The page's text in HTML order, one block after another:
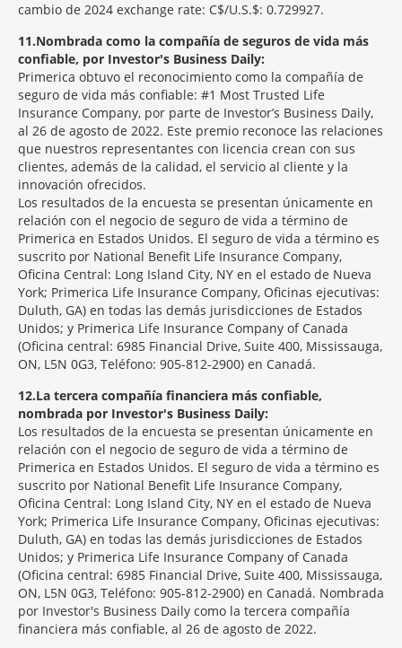
cambio de 2024 exchange rate: C$/U.S.$: 0.729927.
11 Nombrada como la compañía de seguros de vida más
confiable, por Investor's Business Daily:
Primerica obtuvo el reconocimiento como la compañía de
seguro de vida más confiable: #1 Most Trusted Life
Insurance Company, por parte de Investor’s Business Daily,
al 26 de agosto de 2022. Este premio reconoce las relaciones
que nuestros representantes con licencia crean con sus
clientes, además de la calidad, el servicio al cliente y la
innovación ofrecidos.
Los resultados de la encuesta se presentan únicamente en
relación con el negocio de seguro de vida a término de
Primerica en Estados Unidos. El seguro de vida a término es
suscrito por National Benefit Life Insurance Company,
Oficina Central: Long Island City, NY en el estado de Nueva
York; Primerica Life Insurance Company, Oficinas ejecutivas:
Duluth, GA) en todas las demás jurisdicciones de Estados
Unidos; y Primerica Life Insurance Company of Canada
(Oficina central: 6985 Financial Drive, Suite 400, Mississauga,
ON, L5N 0G3, Teléfono: 905-812-2900) en Canadá.
12 La tercera compañía financiera más confiable,
nombrada por Investor's Business Daily:
Los resultados de la encuesta se presentan únicamente en
relación con el negocio de seguro de vida a término de
Primerica en Estados Unidos. El seguro de vida a término es
suscrito por National Benefit Life Insurance Company,
Oficina Central: Long Island City, NY en el estado de Nueva
York; Primerica Life Insurance Company, Oficinas ejecutivas:
Duluth, GA) en todas las demás jurisdicciones de Estados
Unidos; y Primerica Life Insurance Company of Canada
(Oficina central: 6985 Financial Drive, Suite 400, Mississauga,
ON, L5N 0G3, Teléfono: 905-812-2900) en Canadá. Nombrada
por Investor's Business Daily como la tercera compañía
financiera más confiable, al 26 de agosto de 2022.